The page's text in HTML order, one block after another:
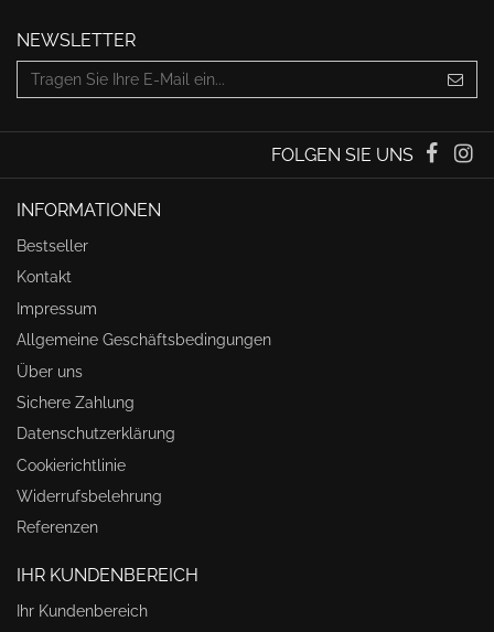
NEWSLETTER
FOLGEN SIE UNS
INFORMATIONEN
Bestseller
Kontakt
Impressum
Allgemeine Geschäftsbedingungen
Über uns
Sichere Zahlung
Datenschutzerklärung
Cookierichtlinie
Widerrufsbelehrung
Referenzen
IHR KUNDENBEREICH
Ihr Kundenbereich